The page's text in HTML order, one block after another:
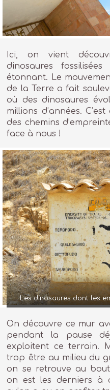
Ici, on vient
dinosaures
étonnant. Le
de la Terre a fait
où des dinosaures
millions d’années.
des chemins
face à nous !
Les dinosaures dont les
On découvre ce mur
pendant la pause
exploitent ce terrain.
trop être au milieu du
on se retrouve au
on est les derniers à